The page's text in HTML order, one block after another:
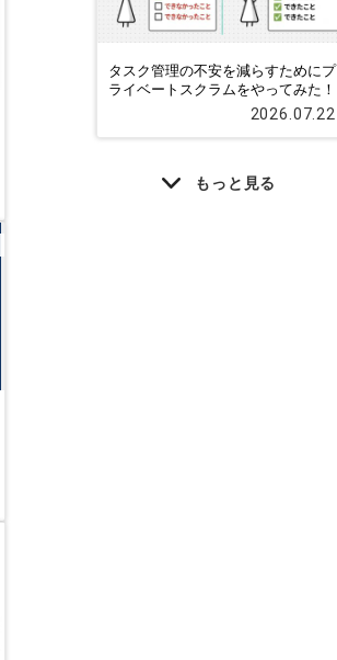
タスク管理の不安を減らすためにプ
ライベートスクラムをやってみた！
2026.07.22
もっと見る